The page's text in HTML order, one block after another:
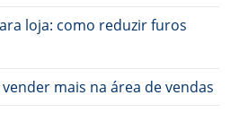
loja: como reduzir furos
mais na área de vendas